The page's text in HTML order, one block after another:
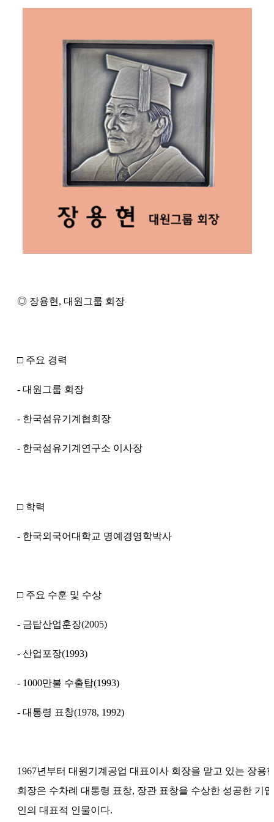
◎ 장용현, 대원그룹 회장
□ 주요 경력
- 대원그룹 회장
- 한국섬유기계협회장
- 한국섬유기계연구소 이사장
□ 학력
- 한국외국어대학교 명예경영학박사
□ 주요 수훈 및 수상
- 금탑산업훈장(2005)
- 산업포장(1993)
- 1000만불 수출탑(1993)
- 대통령 표창(1978, 1992)
1967년부터 대원기계공업 대표이사 회장을 맡고 있는 장용
회장은 수차례 대통령 표창, 장관 표창을 수상한 성공한 기업
인의 대표적 인물이다.